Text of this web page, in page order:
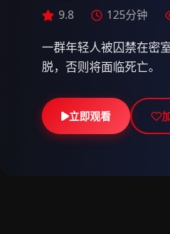
立即观看
9.8 125分钟
一群年轻人被囚禁在密
脱，否则将面临死亡。
立即观看
9.4 150分钟
立即观看